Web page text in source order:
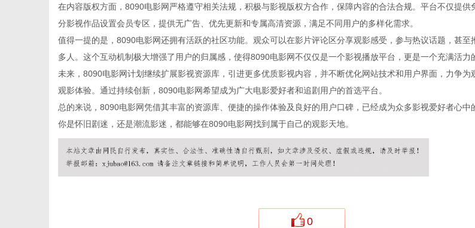
在内容版权方面，8090电影网严格遵守相关法规，积极与影视版权方合作，保障内容的合法合规。平台不仅提供
分影视作品设置会员专区，提供无广告、优先更新和专属高清资源，满足不同用户的多样化需求。
值得一提的是，8090电影网还拥有活跃的社区功能。观众可以在影片评论区分享观影感受，参与热议话题，甚至
多人。这个互动机制极大增强了用户的归属感，使得8090电影网不仅仅是一个影视播放平台，更是一个充满活力
未来，8090电影网计划继续扩展影视资源库，引进更多优质影视内容，并不断优化网站技术和用户界面，力争为
观影体验。通过持续创新，8090电影网希望成为广大电影爱好者和追剧用户的首选平台。
总的来说，8090电影网凭借其丰富的资源库、便捷的操作体验及良好的用户口碑，已经成为众多影视爱好者心中
你是怀旧剧迷，还是潮流影迷，都能够在8090电影网找到属于自己的观影天地。
0